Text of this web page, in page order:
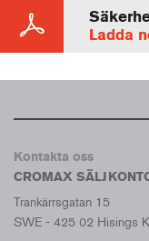
Ladda
Kontakta oss
CROMAX
Trankärrsgatan 15
SWE - 425 02 Hisings